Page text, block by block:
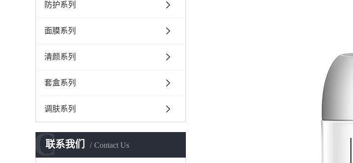
防护系列
面膜系列
清颜系列
套盒系列
调肤系列
联系我们 Contact Us
C